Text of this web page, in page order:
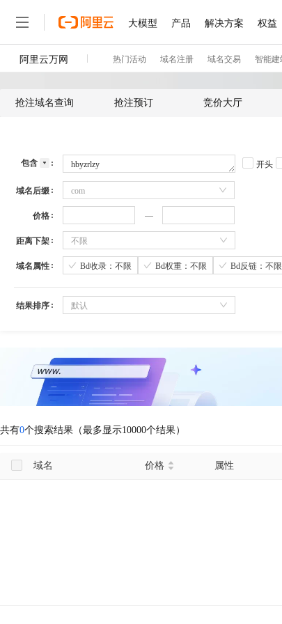
抢注域名查询 抢注预订 竞价大厅
包含 开头
域名后缀 com
价格
距离下架 不限
域名属性 Bd收录：不限 Bd权重：不限 Bd反链：不限
结果排序 默认
共有0个搜索结果（最多显示10000个结果）
域名 价格 属性